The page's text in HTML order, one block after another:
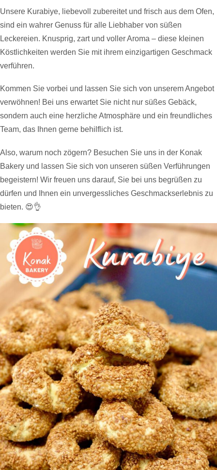
Unsere Kurabiye, liebevoll zubereitet und frisch aus dem Ofen,
sind ein wahrer Genuss für alle Liebhaber von süßen
Leckereien. Knusprig, zart und voller Aroma – diese kleinen
Köstlichkeiten werden Sie mit ihrem einzigartigen Geschmack
verführen.
Kommen Sie vorbei und lassen Sie sich von unserem Angebot
verwöhnen! Bei uns erwartet Sie nicht nur süßes Gebäck,
sondern auch eine herzliche Atmosphäre und ein freundliches
Team, das Ihnen gerne behilflich ist.
Also, warum noch zögern? Besuchen Sie uns in der Konak
Bakery und lassen Sie sich von unseren süßen Verführungen
begeistern! Wir freuen uns darauf, Sie bei uns begrüßen zu
dürfen und Ihnen ein unvergessliches Geschmackserlebnis zu
bieten. 😍👌